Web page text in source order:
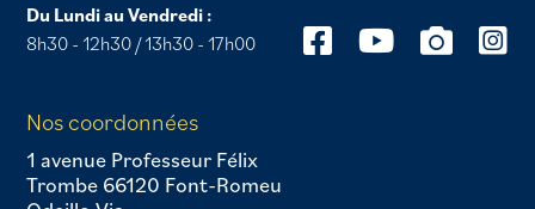
Du Lundi au Vendredi :
8h30 - 12h30 / 13h30 - 17h00
Nos coordonnées
1 avenue Professeur Félix
Trombe 66120 Font-Romeu